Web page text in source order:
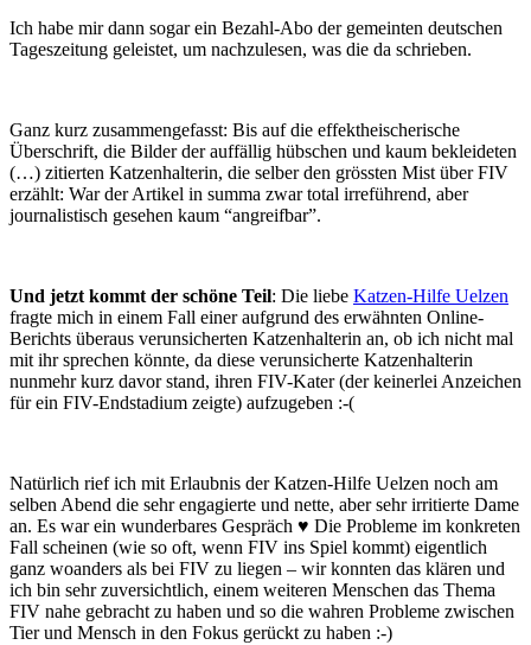
Ich habe mir dann sogar ein Bezahl-Abo der gemeinten deutschen
Tageszeitung geleistet, um nachzulesen, was die da schrieben.
Ganz kurz zusammengefasst: Bis auf die effektheischerische
Überschrift, die Bilder der auffällig hübschen und kaum bekleideten
(…) zitierten Katzenhalterin, die selber den grössten Mist über FIV
erzählt: War der Artikel in summa zwar total irreführend, aber
journalistisch gesehen kaum “angreifbar”.
Und jetzt kommt der schöne Teil: Die liebe Katzen-Hilfe Uelzen
fragte mich in einem Fall einer aufgrund des erwähnten Online-
Berichts überaus verunsicherten Katzenhalterin an, ob ich nicht mal
mit ihr sprechen könnte, da diese verunsicherte Katzenhalterin
nunmehr kurz davor stand, ihren FIV-Kater (der keinerlei Anzeichen
für ein FIV-Endstadium zeigte) aufzugeben :-(
Natürlich rief ich mit Erlaubnis der Katzen-Hilfe Uelzen noch am
selben Abend die sehr engagierte und nette, aber sehr irritierte Dame
an. Es war ein wunderbares Gespräch ♥ Die Probleme im konkreten
Fall scheinen (wie so oft, wenn FIV ins Spiel kommt) eigentlich
ganz woanders als bei FIV zu liegen – wir konnten das klären und
ich bin sehr zuversichtlich, einem weiteren Menschen das Thema
FIV nahe gebracht zu haben und so die wahren Probleme zwischen
Tier und Mensch in den Fokus gerückt zu haben :-)